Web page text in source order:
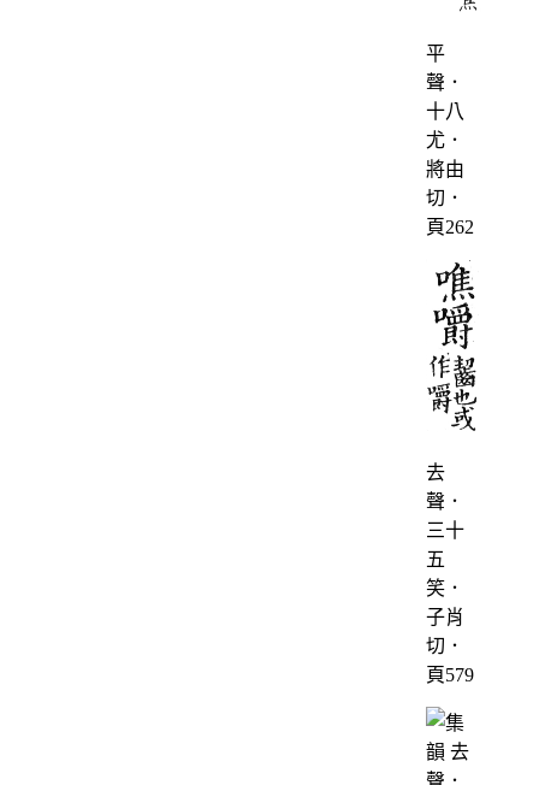
平
聲．
十八
尤．
將由
切．
頁262
去
聲．
三十
五
笑．
子肖
切．
頁579